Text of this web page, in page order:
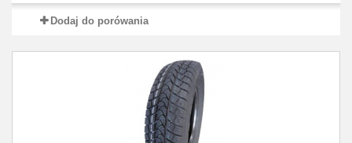
Dodaj do porówania